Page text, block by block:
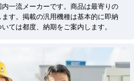
一流メーカーです。商品は最寄りの
す。掲載の汎用機種は基本的に即納
ては都度、納期をご案内します。